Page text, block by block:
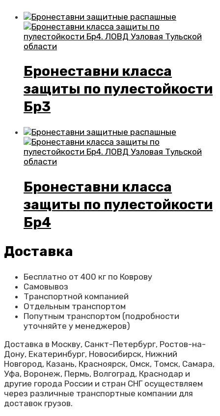
Бронеставни класса
защиты по пулестойкости
Бр3
Бронеставни класса
защиты по пулестойкости
Бр4
Доставка
Бесплатно от 400 кг по Коврову
Самовывоз
Транспортной компанией
Отдельным транспортом
Попутным транспортом (подробности
уточняйте у менеджеров)
Доставка в Москву, Санкт-Петербург, Ростов-на-
Дону, Екатеринбург, Новосибирск, Нижний
Новгород, Казань, Красноярск, Омск, Томск, Самара,
Уфа, Воронеж, Пермь, Волгоград, Краснодар и
другие города России и стран СНГ осуществляем
через различные транспортные компании для
доставок грузов.